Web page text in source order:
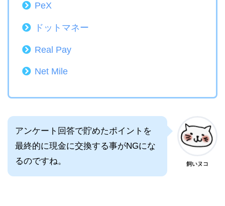
PeX
ドットマネー
Real Pay
Net Mile
アンケート回答で貯めたポイントを
最終的に現金に交換する事がNGにな
るのですね。
飼いヌコ